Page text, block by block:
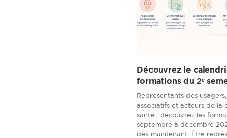
Découvrez le
formations du 2ᵉ
Représentants des
associatifs et acteurs de la
santé : découvrez les
septembre à décembre
dès maintenant. Être